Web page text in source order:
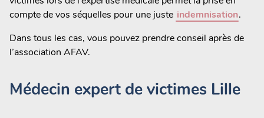
compte de vos séquelles pour une juste indemnisation.
Dans tous les cas, vous pouvez prendre conseil après de
l’association AFAV.
Médecin expert de victimes Lille